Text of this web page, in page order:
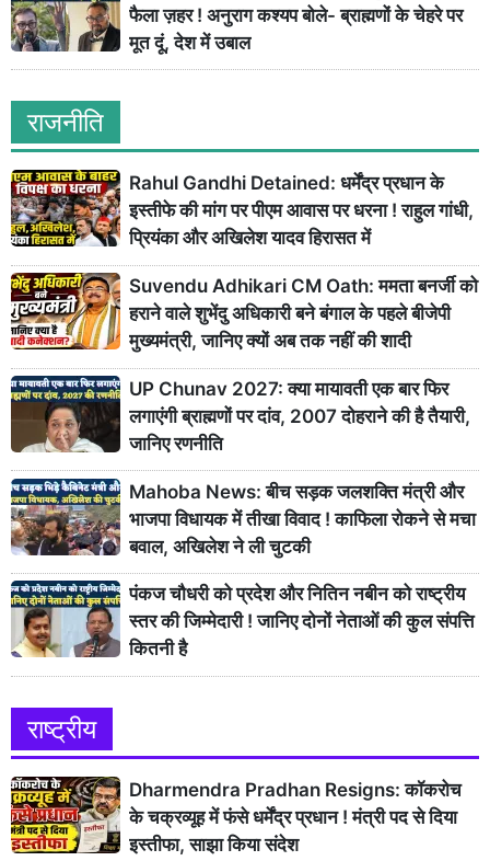
फैला ज़हर ! अनुराग कश्यप बोले- ब्राह्मणों के चेहरे पर
मूत दूं, देश में उबाल
राजनीति
Rahul Gandhi Detained: धर्मेंद्र प्रधान के
इस्तीफे की मांग पर पीएम आवास पर धरना ! राहुल गांधी,
प्रियंका और अखिलेश यादव हिरासत में
Suvendu Adhikari CM Oath: ममता बनर्जी को
हराने वाले शुभेंदु अधिकारी बने बंगाल के पहले बीजेपी
मुख्यमंत्री, जानिए क्यों अब तक नहीं की शादी
UP Chunav 2027: क्या मायावती एक बार फिर
लगाएंगी ब्राह्मणों पर दांव, 2007 दोहराने की है तैयारी,
जानिए रणनीति
Mahoba News: बीच सड़क जलशक्ति मंत्री और
भाजपा विधायक में तीखा विवाद ! काफिला रोकने से मचा
बवाल, अखिलेश ने ली चुटकी
पंकज चौधरी को प्रदेश और नितिन नबीन को राष्ट्रीय
स्तर की जिम्मेदारी ! जानिए दोनों नेताओं की कुल संपत्ति
कितनी है
राष्ट्रीय
Dharmendra Pradhan Resigns: कॉकरोच
के चक्रव्यूह में फंसे धर्मेंद्र प्रधान ! मंत्री पद से दिया
इस्तीफा, साझा किया संदेश